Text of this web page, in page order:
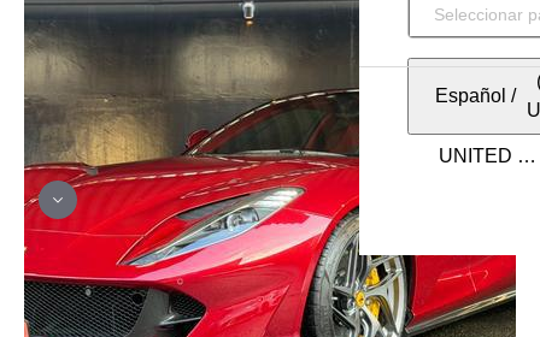
Español /